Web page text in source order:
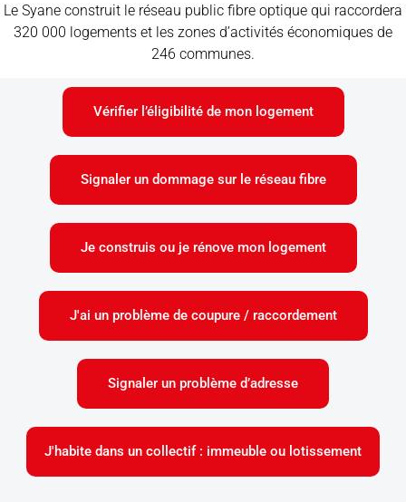
Le Syane construit le réseau public fibre optique qui raccordera
320 000 logements et les zones d’activités économiques de
246 communes.
Vérifier l’éligibilité de mon logement
Signaler un dommage sur le réseau fibre
Je construis ou je rénove mon logement
J'ai un problème de coupure / raccordement
Signaler un problème d’adresse
J'habite dans un collectif : immeuble ou lotissement